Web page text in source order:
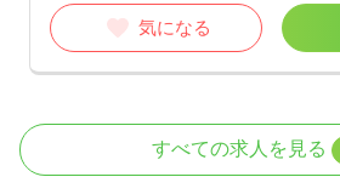
気になる
外来 正・准看護師すべての求人を見る